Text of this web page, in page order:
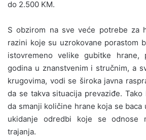
do 2.500 KM.
S obzirom na sve veće potrebe za
razini koje su uzrokovane porastom
istovremeno velike gubitke hrane,
godina u znanstvenim i stručnim, a
krugovima, vodi se široka javna
da se takva situacija prevaziđe. Tako
da smanji količine hrane koja se baca
ukidanje odredbi koje se odnose
trajanja.